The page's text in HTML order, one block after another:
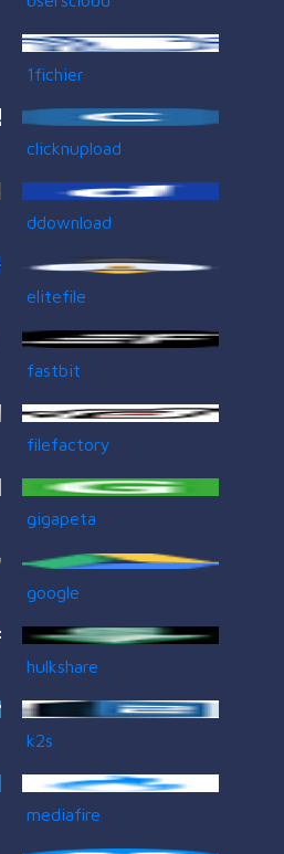
1fichier
clicknupload
ddownload
elitefile
fastbit
filefactory
gigapeta
google
hulkshare
k2s
mediafire